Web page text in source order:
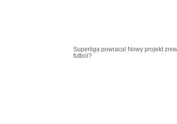
Superliga powraca! Nowy projekt
futbol?